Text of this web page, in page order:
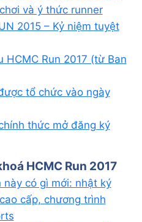
và ý thức runner
2015 – Kỷ niệm tuyệt
Run 2017 (từ Ban
tổ chức vào ngày
thức mở đăng ký
HCMC Run 2017
này có gì mới: nhật ký
cấp, chương trình